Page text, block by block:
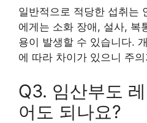
일반적으로 적당한 섭취는
에게는 소화 장애, 설사, 복
용이 발생할 수 있습니다.
에 따라 차이가 있으니 주
Q3. 임산부도
어도 되나요?